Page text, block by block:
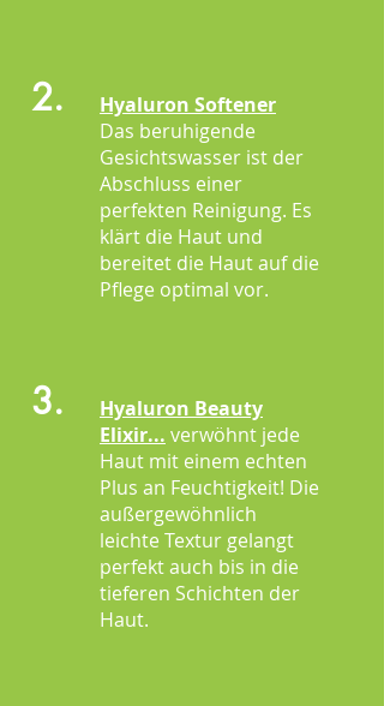
2.
Hyaluron Softener
Das beruhigende
Gesichtswasser ist der
Abschluss einer
perfekten Reinigung. Es
klärt die Haut und
bereitet die Haut auf die
Pflege optimal vor.
3.
Hyaluron Beauty
Elixir... verwöhnt jede
Haut mit einem echten
Plus an Feuchtigkeit! Die
außergewöhnlich
leichte Textur gelangt
perfekt auch bis in die
tieferen Schichten der
Haut.